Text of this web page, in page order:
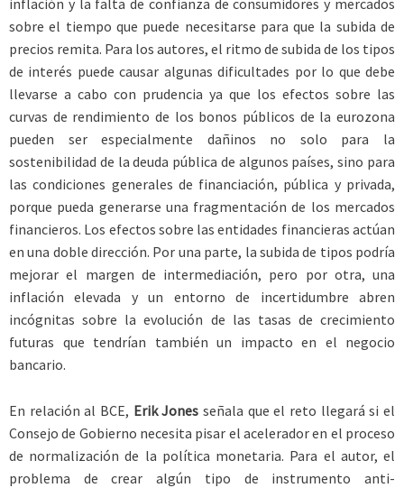
inflación y la falta de confianza de consumidores y mercados
sobre el tiempo que puede necesitarse para que la subida de
precios remita. Para los autores, el ritmo de subida de los tipos
de interés puede causar algunas dificultades por lo que debe
llevarse a cabo con prudencia ya que los efectos sobre las
curvas de rendimiento de los bonos públicos de la eurozona
pueden ser especialmente dañinos no solo para la
sostenibilidad de la deuda pública de algunos países, sino para
las condiciones generales de financiación, pública y privada,
porque pueda generarse una fragmentación de los mercados
financieros. Los efectos sobre las entidades financieras actúan
en una doble dirección. Por una parte, la subida de tipos podría
mejorar el margen de intermediación, pero por otra, una
inflación elevada y un entorno de incertidumbre abren
incógnitas sobre la evolución de las tasas de crecimiento
futuras que tendrían también un impacto en el negocio
bancario.
En relación al BCE, Erik Jones señala que el reto llegará si el
Consejo de Gobierno necesita pisar el acelerador en el proceso
de normalización de la política monetaria. Para el autor, el
problema de crear algún tipo de instrumento anti-